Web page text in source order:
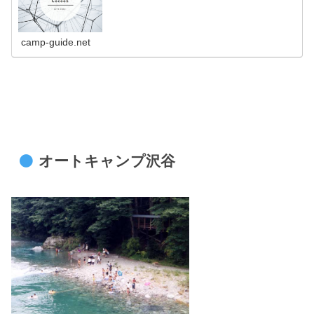
camp-guide.net
オートキャンプ沢谷